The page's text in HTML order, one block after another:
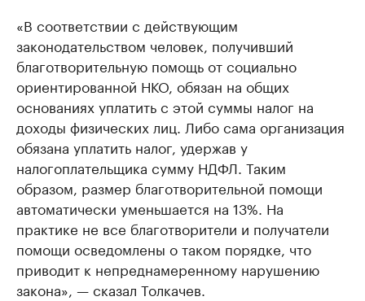
«В соответствии с действующим
законодательством человек, получивший
благотворительную помощь от социально
ориентированной НКО, обязан на общих
основаниях уплатить с этой суммы налог на
доходы физических лиц. Либо сама организация
обязана уплатить налог, удержав у
налогоплательщика сумму НДФЛ. Таким
образом, размер благотворительной помощи
автоматически уменьшается на 13%. На
практике не все благотворители и получатели
помощи осведомлены о таком порядке, что
приводит к непреднамеренному нарушению
закона», — сказал Толкачев.